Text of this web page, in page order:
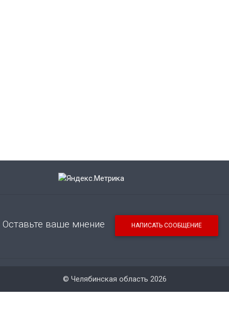
Оставьте ваше мнение НАПИСАТЬ СООБЩЕНИЕ
© Челябинская область 2026